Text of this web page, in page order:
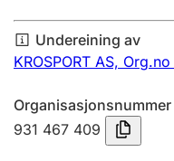
Årsrekneskap
Innsending og
Tinglysing
Undereining av
KROSPORT AS,
Organisasjonsnummer
931 467 409